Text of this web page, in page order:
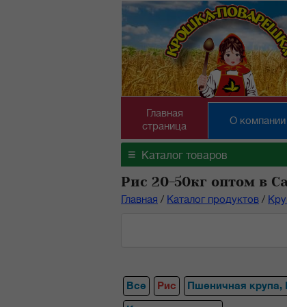
Главная
страница
О компании
≡ Каталог товаров
Рис 20-50кг оптом в
Главная / Каталог продуктов /
Все Рис Пшеничная